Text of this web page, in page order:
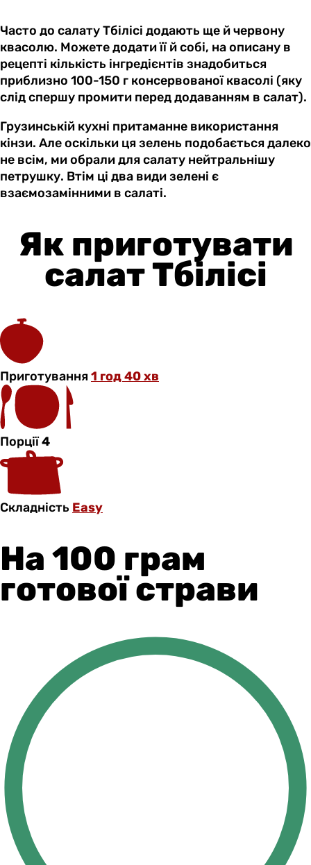
Часто до салату Тбілісі додають ще й червону
квасолю. Можете додати її й собі, на описану в
рецепті кількість інгредієнтів знадобиться
приблизно 100-150 г консервованої квасолі (яку
слід спершу промити перед додаванням в салат).
Грузинській кухні притаманне використання
кінзи. Але оскільки ця зелень подобається далеко
не всім, ми обрали для салату нейтральнішу
петрушку. Втім ці два види зелені є
взаємозамінними в салаті.
Як приготувати
салат Тбілісі
Приготування1 год 40 хв
Порції4
Складність Easy
На 100 грам
готової страви